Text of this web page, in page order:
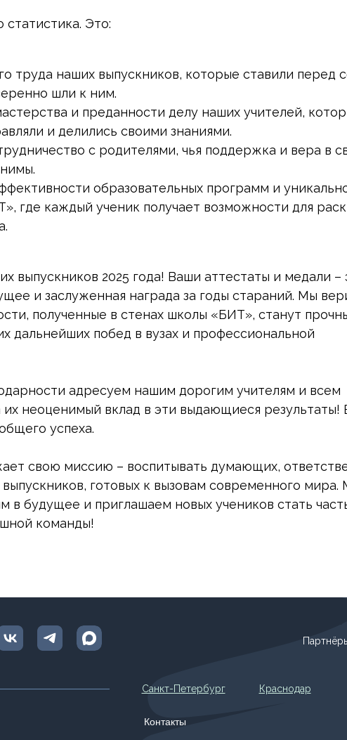
Это:
труда наших выпускников, которые ставили перед
шли к ним.
и преданности делу наших учителей,
и делились своими знаниями.
с родителями, чья поддержка и вера в
образовательных программ и
где каждый ученик получает возможности для
выпускников 2025 года! Ваши аттестаты и медали –
и заслуженная награда за годы стараний. Мы
полученные в стенах школы «БИТ», станут
дальнейших побед в вузах и профессиональной
адресуем нашим дорогим учителям и всем
неоценимый вклад в эти выдающиеся результаты!
успеха.
свою миссию – воспитывать думающих,
готовых к вызовам современного мира.
в будущее и приглашаем новых учеников стать
команды!
Контакты
Краснодар
Санкт-Петербург